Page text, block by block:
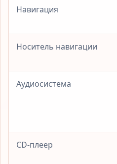
Навигация
Носитель навигации
Аудиосистема
CD-плеер